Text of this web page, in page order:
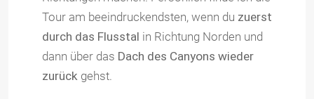
Tour am beeindruckendsten, wenn du zuerst
durch das Flusstal in Richtung Norden und
dann über das Dach des Canyons wieder
zurück gehst.